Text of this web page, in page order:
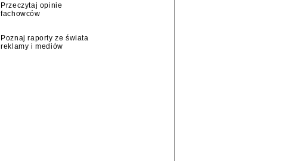
Przeczytaj opinie
fachowców
Poznaj raporty ze świata
reklamy i mediów